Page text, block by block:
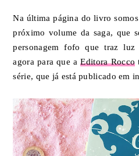
Na última página do livro
próximo volume da saga, que
personagem fofo que traz luz
agora para que aEditora Rocco
série, que já está publicado em